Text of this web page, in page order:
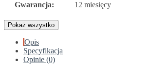
Gwarancja: 12 miesięcy
Pokaż wszystko
Opis
Specyfikacja
Opinie (0)